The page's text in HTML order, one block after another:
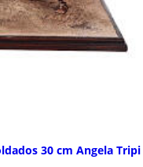
30 cm Angela Tripi